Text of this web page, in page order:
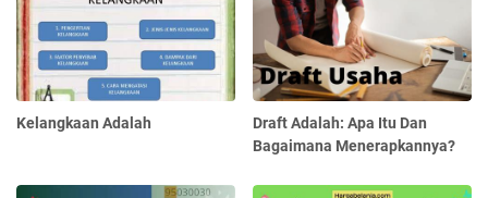
Kelangkaan Adalah
Draft Adalah: Apa Itu Dan
Bagaimana Menerapkannya?